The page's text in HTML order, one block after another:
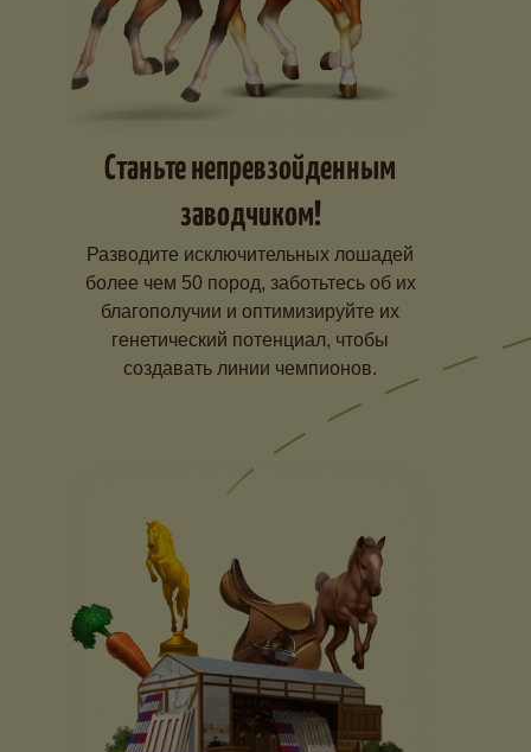
Станьте непревзойденным
заводчиком!
Разводите исключительных лошадей
более чем 50 пород, заботьтесь об их
благополучии и оптимизируйте их
генетический потенциал, чтобы
создавать линии чемпионов.